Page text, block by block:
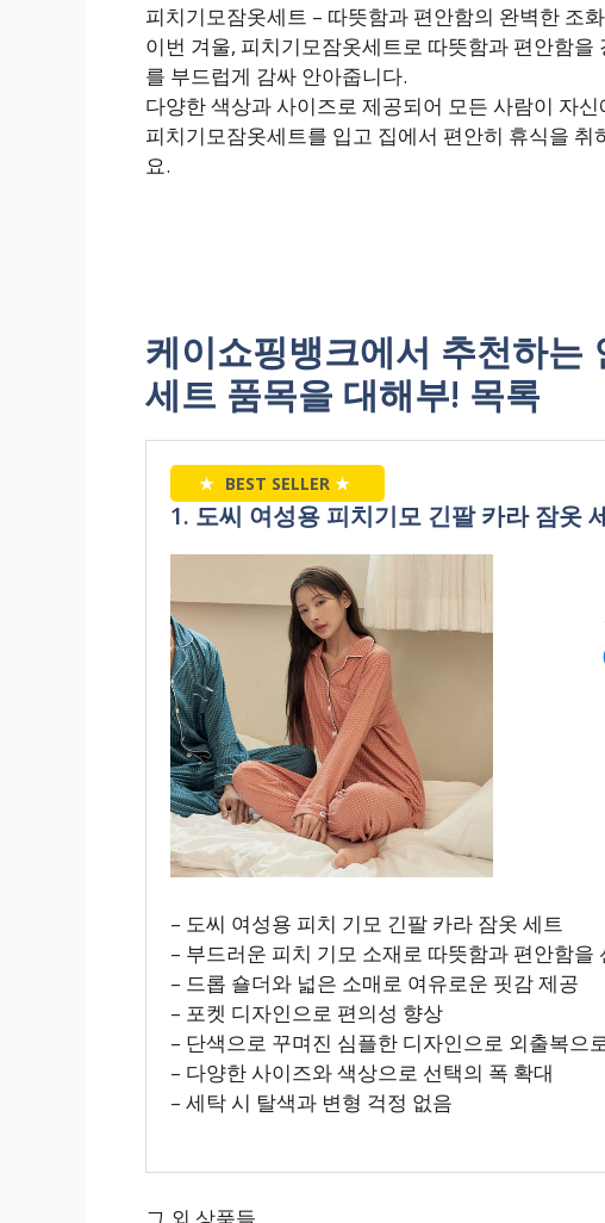
피치기모잠옷세트 – 따뜻함과 편안함의 완벽한 조화
이번 겨울, 피치기모잠옷세트로 따뜻함과 편안함
를 부드럽게 감싸 안아줍니다.
다양한 색상과 사이즈로 제공되어 모든 사람이 자
피치기모잠옷세트를 입고 집에서 편안히 휴식을
요.
케이쇼핑뱅크에서 추천하는
세트 품목을 대해부! 목록
★ BEST SELLER ★
1. 도씨 여성용 피치기모 긴팔 카라 잠옷
– 도씨 여성용 피치 기모 긴팔 카라 잠옷 세트
– 부드러운 피치 기모 소재로 따뜻함과 편안함을
– 드롭 숄더와 넓은 소매로 여유로운 핏감 제공
– 포켓 디자인으로 편의성 향상
– 단색으로 꾸며진 심플한 디자인으로 외출복으
– 다양한 사이즈와 색상으로 선택의 폭 확대
– 세탁 시 탈색과 변형 걱정 없음